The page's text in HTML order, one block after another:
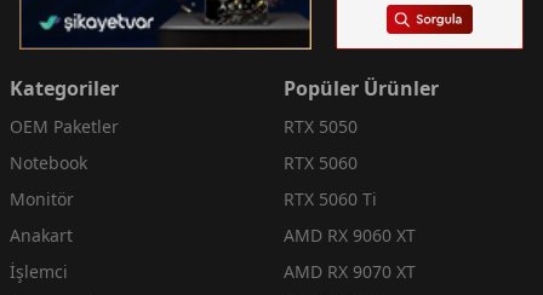
Kategoriler
OEM Paketler
Notebook
Monitör
Anakart
İşlemci
Popüler Ürünler
RTX 5050
RTX 5060
RTX 5060 Ti
AMD RX 9060 XT
AMD RX 9070 XT